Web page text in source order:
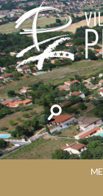
Rechercher